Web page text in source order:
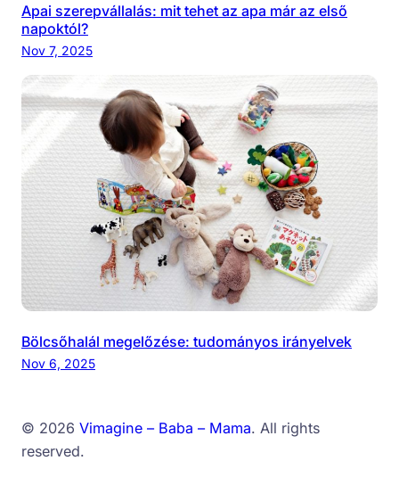
Apai szerepvállalás: mit tehet az apa már az első
napoktól?
Nov 7, 2025
Bölcsőhalál megelőzése: tudományos irányelvek
Nov 6, 2025
© 2026 Vimagine – Baba – Mama. All rights
reserved.